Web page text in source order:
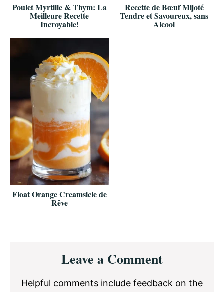
Poulet Myrtille & Thym: La
Meilleure Recette
Incroyable!
Recette de Bœuf Mijoté
Tendre et Savoureux, sans
Alcool
Float Orange Creamsicle de
Rêve
InteractionsLeave a Comment
Helpful comments include feedback on the